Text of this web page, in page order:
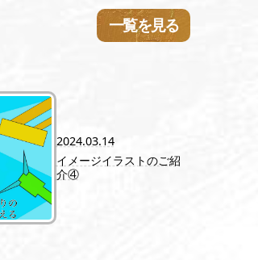
一覧を見る
2024.03.14
イメージイラストのご紹
介④